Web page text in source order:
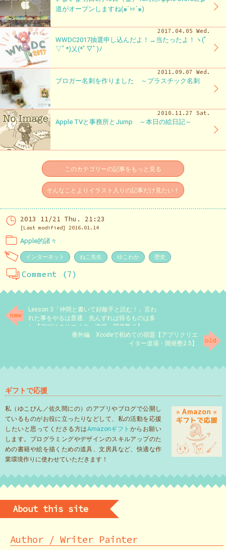
道がオープンしますね(๑´ㅂ`๑)
2017.04.05 Wed.
WWDC2017抽選申し込んだよ！→当たったよ！ヽ(ﾟ
▽ﾟ*)乂(*ﾟ▽ﾟ)ﾉ
2011.09.07 Wed.
ブロガー名刺を作りました ～プラスチック名刺
2010.11.27 Sat.
Apple TVと事務所とJump ～本日の絵日記～
このカテゴリーの記事をもっと見る
そんなことよりイラスト入りの記事だけ見たい！
2013 11/21 Thu. 21:23
[Last modified] 2016.01.14
Apple的諸々
インターネット ねこ先生 ゆこわか 歴史
Comment (7)
Lesson 3「仲間と書いて好敵手と読む！」言わ
れた事をやるは普通、先んずれば得るものは多
し【アプリクリエイター道場・開発塾３】
番外編 Xcodeで初めての宿題【アプリクリエ
イター道場・開発塾2.5】
ギフトで応援
私（ゆこびん／佐久間にの）のアプリやブログで公開し
ているものがお役に立ったりなどして、私の活動を応援
したいと思ってくださる方はAmazonギフト からお願い
します。プログラミングやデザインのスキルアップのた
めの書籍や絵を描くための道具、文房具など、快適な作
業環境作りに使わせていただきます！
About this site
Author / Writer Painter